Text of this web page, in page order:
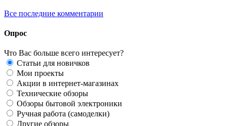
Все последние комментарии
Опрос
Что Вас больше всего интересует?
Статьи для новичков
Мои проекты
Акции в интернет-магазинах
Технические обзоры
Обзоры бытовой электроники
Ручная работа (самоделки)
Другие обзоры